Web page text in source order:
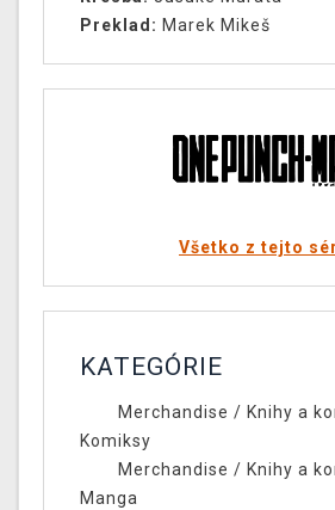
Preklad: Marek Mikeš
Všetko z tejto
KATEGÓRIE
Merchandise / Knihy a
Komiksy
Merchandise / Knihy a
Manga